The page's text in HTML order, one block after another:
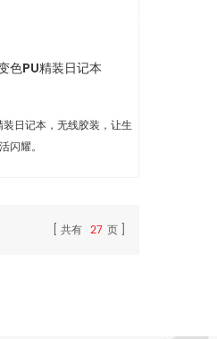
色PU精装日记本
日记本，无线胶装，让生
活闪耀。
共有 27 页